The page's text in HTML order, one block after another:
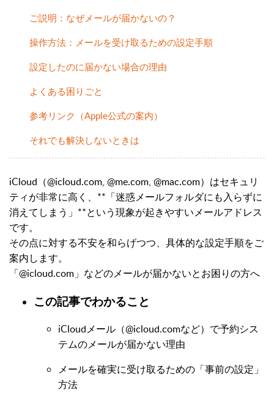
ご説明：なぜメールが届かないの？
操作方法：メールを受け取るための設定手順
設定したのに届かない場合の理由
よくある困りごと
参考リンク（Apple公式の案内）
それでも解決しないときは
iCloud（@icloud.com, @me.com, @mac.com）はセキュリ
ティが非常に高く、**「迷惑メールフォルダにも入らずに
消えてしまう」**という現象が起きやすいメールアドレス
です。
その点に対する不安を和らげつつ、具体的な設定手順をご
案内します。
「@icloud.com」などのメールが届かないとお困りの方へ
この記事でわかること
iCloudメール（@icloud.comなど）で予約シス
テムのメールが届かない理由
メールを確実に受け取るための「事前の設定」
方法